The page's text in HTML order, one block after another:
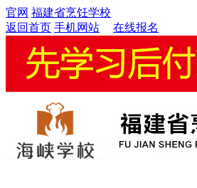
官网 福建省烹饪学校
返回首页 手机网站 在线报名